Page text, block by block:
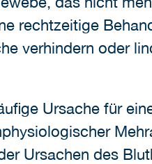
rechtzeitige
verhindern oder
Ursache für
Ursachen des